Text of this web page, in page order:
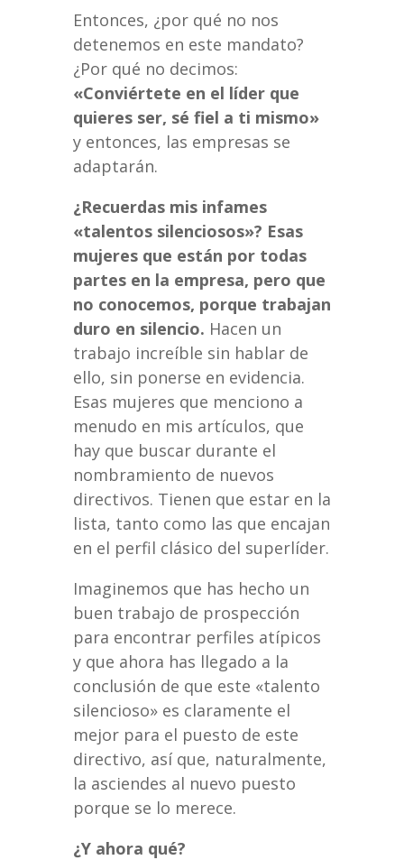
Entonces, ¿por qué no nos
detenemos en este mandato?
¿Por qué no decimos:
«Conviértete en el líder que
quieres ser, sé fiel a ti mismo»
y entonces, las empresas se
adaptarán.
¿Recuerdas mis infames
«talentos silenciosos»? Esas
mujeres que están por todas
partes en la empresa, pero que
no conocemos, porque trabajan
duro en silencio. Hacen un
trabajo increíble sin hablar de
ello, sin ponerse en evidencia.
Esas mujeres que menciono a
menudo en mis artículos, que
hay que buscar durante el
nombramiento de nuevos
directivos. Tienen que estar en la
lista, tanto como las que encajan
en el perfil clásico del superlíder.
Imaginemos que has hecho un
buen trabajo de prospección
para encontrar perfiles atípicos
y que ahora has llegado a la
conclusión de que este «talento
silencioso» es claramente el
mejor para el puesto de este
directivo, así que, naturalmente,
la asciendes al nuevo puesto
porque se lo merece.
¿Y ahora qué?